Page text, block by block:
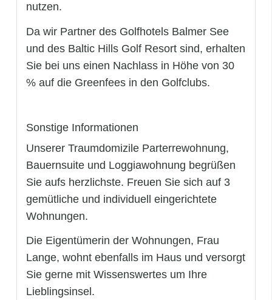
nutzen.
Da wir Partner des Golfhotels Balmer See
und des Baltic Hills Golf Resort sind, erhalten
Sie bei uns einen Nachlass in Höhe von 30
% auf die Greenfees in den Golfclubs.
Sonstige Informationen
Unserer Traumdomizile Parterrewohnung,
Bauernsuite und Loggiawohnung begrüßen
Sie aufs herzlichste. Freuen Sie sich auf 3
gemütliche und individuell eingerichtete
Wohnungen.
Die Eigentümerin der Wohnungen, Frau
Lange, wohnt ebenfalls im Haus und versorgt
Sie gerne mit Wissenswertes um Ihre
Lieblingsinsel.